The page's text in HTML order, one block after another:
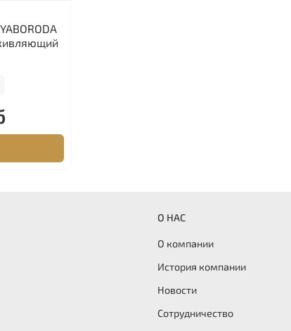
О НАС
О компании
История компании
Новости
Сотрудничество